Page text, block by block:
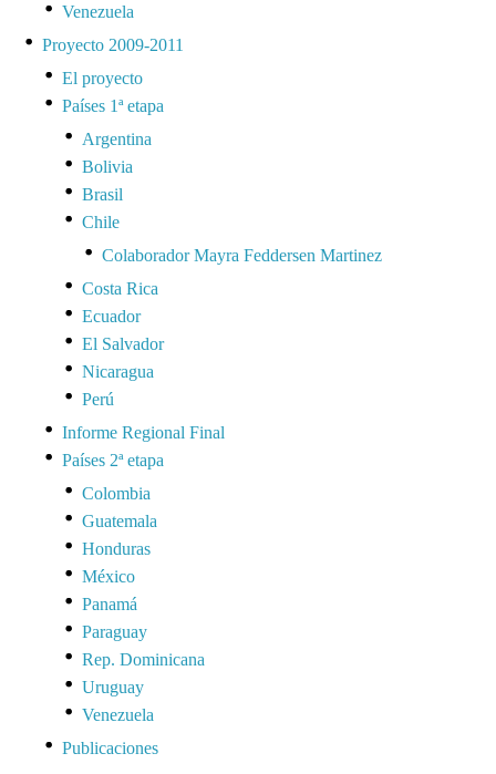
Venezuela
Proyecto 2009-2011
El proyecto
Países 1ª etapa
Argentina
Bolivia
Brasil
Chile
Colaborador Mayra Feddersen Martinez
Costa Rica
Ecuador
El Salvador
Nicaragua
Perú
Informe Regional Final
Países 2ª etapa
Colombia
Guatemala
Honduras
México
Panamá
Paraguay
Rep. Dominicana
Uruguay
Venezuela
Publicaciones